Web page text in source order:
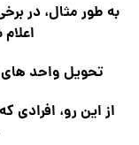
به طور مثال، در
تحویل واحد
از این رو، افرادی